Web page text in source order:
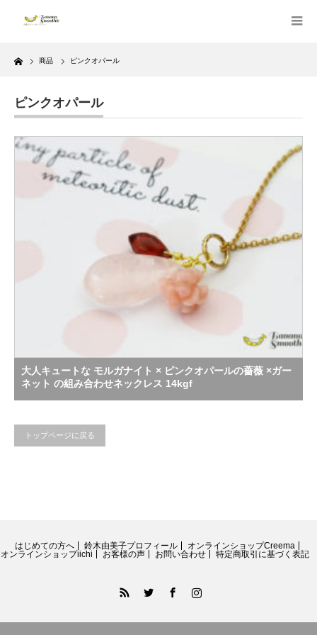
Home 商品 ピンクオパール
ピンクオパール
大人キュートな モルガナイト × ピンクオパールの薔薇 ×ガー
ネット の組み合わせネックレス 14kgf
トップページに戻る
はじめての方へ 鈴木由美子プロフィール
オンラインショップCreema
オンラインショップiichi
お客様の声 お問い合わせ 特定商取引に基づく表記
FacebookInstagram